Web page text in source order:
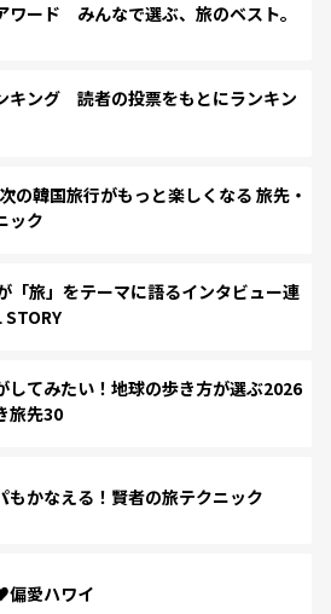
ワード みんなで選ぶ、旅のベスト。
キング 読者の投票をもとにランキン
韓国旅行がもっと楽しくなる 旅先・
ック
「旅」をテーマに語るインタビュー連
STORY
してみたい！地球の歩き方が選ぶ2026
旅先30
もかなえる！賢者の旅テクニック
愛ハワイ